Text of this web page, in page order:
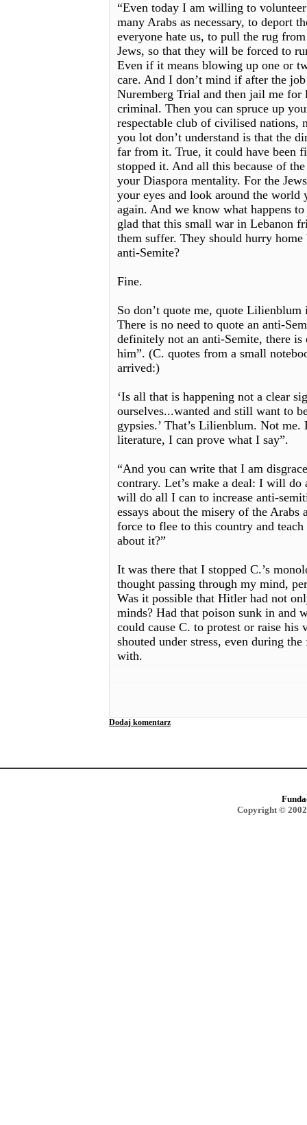
“Even today I am willing to
many Arabs as necessary, to deport
everyone hate us, to pull the rug
Jews, so that they will be forced to
Even if it means blowing up one or
care. And I don’t mind if after the
Nuremberg Trial and then jail me
criminal. Then you can spruce up
respectable club of civilised nations,
you lot don’t understand is that the
far from it. True, it could have been
stopped it. And all this because of
your Diaspora mentality. For the
your eyes and look around the
again. And we know what happens
glad that this small war in Lebanon
them suffer. They should hurry
anti-Semite?
Fine.
So don’t quote me, quote
There is no need to quote an anti-
definitely not an anti-Semite, there
him”. (C. quotes from a small
arrived:)
‘Is all that is happening not a clear
ourselves...wanted and still want to
gypsies.’ That’s Lilienblum. Not
literature, I can prove what I say”.
“And you can write that I am
contrary. Let’s make a deal: I will
will do all I can to increase anti-
essays about the misery of the
force to flee to this country and
about it?”
It was there that I stopped C.’s
thought passing through my mind,
Was it possible that Hitler had not
minds? Had that poison sunk in and
could cause C. to protest or raise
shouted under stress, even during
with.
Dodaj komentarz
Copyright ©